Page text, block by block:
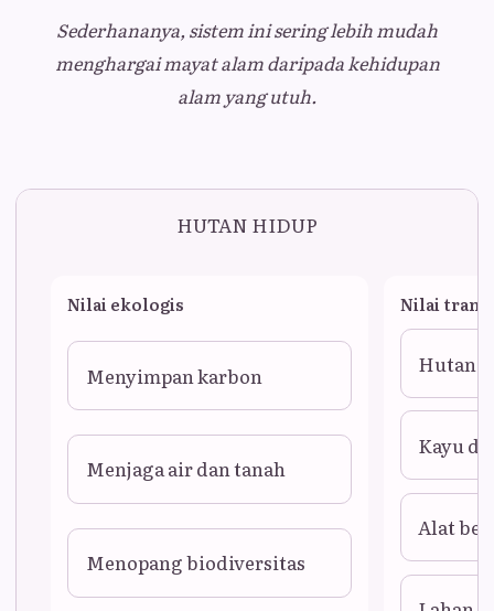
Sederhananya, sistem ini sering lebih mudah
menghargai mayat alam daripada kehidupan
alam yang utuh.
HUTAN HIDUP
Nilai ekologis
Menyimpan karbon
Menjaga air dan tanah
Menopang biodiversitas
Nilai
Hutan
Kayu
Alat